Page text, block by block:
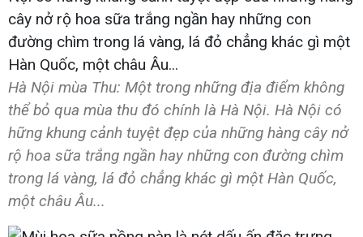
Hà Nội mùa Thu: Một trong những địa điểm không
thể bỏ qua mùa thu đó chính là Hà Nội. Hà Nội có
hững khung cảnh tuyệt đẹp của những hàng cây nở
rộ hoa sữa trắng ngần hay những con đường chìm
trong lá vàng, lá đỏ chẳng khác gì một Hàn Quốc,
một châu Âu...